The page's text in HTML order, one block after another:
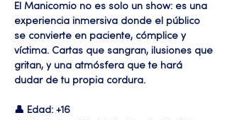
El Manicomio no es solo un show: es una
experiencia inmersiva donde el público
se convierte en paciente, cómplice y
víctima. Cartas que sangran, ilusiones que
gritan, y una atmósfera que te hará
dudar de tu propia cordura.
👤 Edad: +16